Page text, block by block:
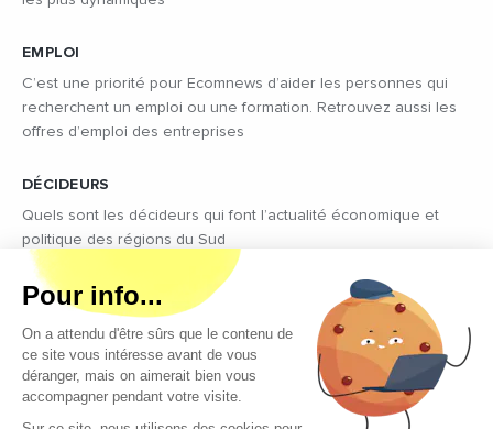
EMPLOI
C’est une priorité pour Ecomnews d’aider les personnes qui
recherchent un emploi ou une formation. Retrouvez aussi les
offres d’emploi des entreprises
DÉCIDEURS
Quels sont les décideurs qui font l’actualité économique et
politique des régions du Sud
Copyright © 2026 - Tous droits réservés